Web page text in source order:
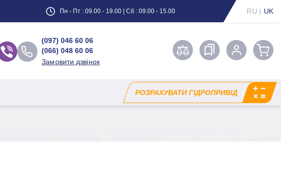
Пн - Пт : 09.00 - 19.00 | Сб : 09.00 - 15.00 RU | UK
(097) 046 60 06
(066) 048 60 06
Замовити дзвінок
РОЗРАХУВАТИ ГІДРОПРИВІД